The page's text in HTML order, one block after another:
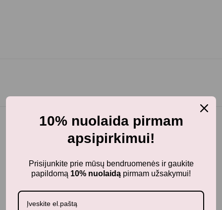
BunnyTail– vaikiškų prekių krautuvėlė, kurioje rasite
kokybiškus ir stilingus daiktus savo vaikams!
10% nuolaida pirmam
apsipirkimui!
Prisijunkite prie mūsų bendruomenės ir gaukite
papildomą 10% nuolaidą pirmam užsakymui!